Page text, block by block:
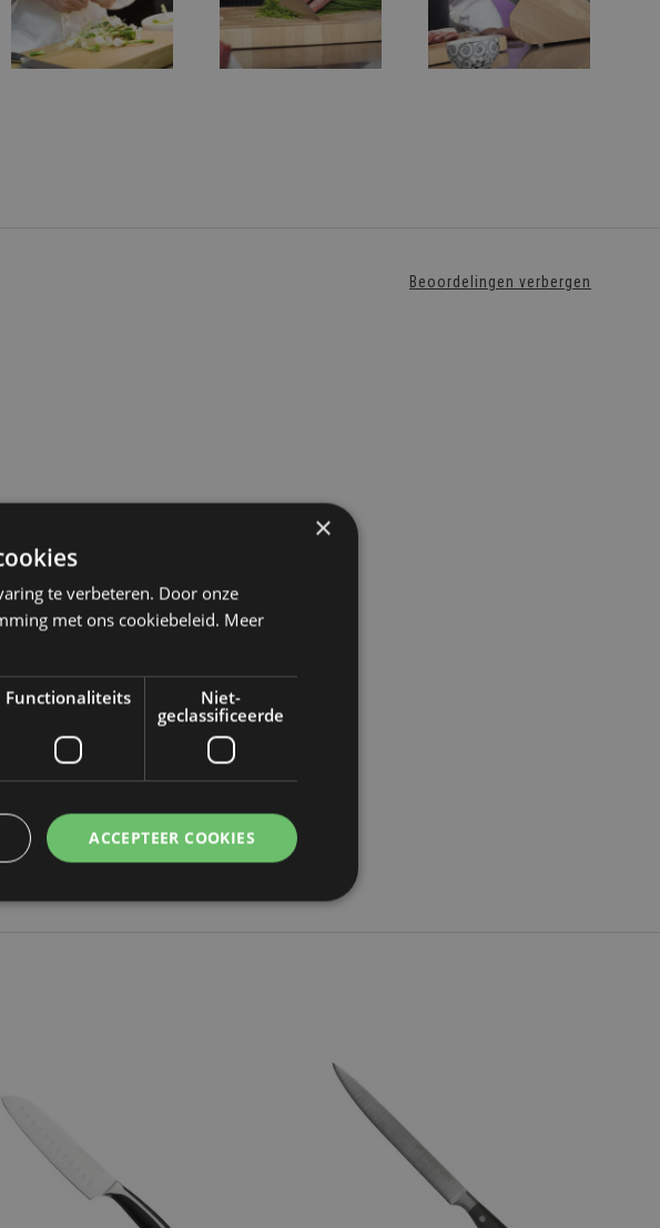
Beoordelingen verbergen
OPTIES KIEZEN OPTIES KIEZEN
×
te verbeteren. Door onze
met ons cookiebeleid. Meer
Functionaliteits
Niet-
geclassificeerde
ACCEPTEER COOKIES
maken tussen mensen en bots. Dit is gunstig
voor de website, om geldige rapporten te
kunnen maken over het gebruik van hun
website.
Deze cookie wordt gebruikt om onderscheid te
maken tussen mensen en bots. Dit is gunstig
voor de website, om geldige rapporten te